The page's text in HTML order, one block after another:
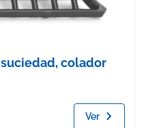
colador
Ver